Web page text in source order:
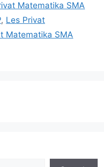
Matematika SMA
, Les Privat
Matematika SMA